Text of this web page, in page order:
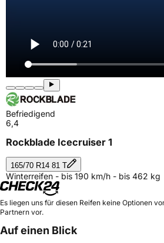
Befriedigend
6,4
Rockblade Icecruiser 1
165/70 R14 81 T
Winterreifen - bis 190 km/h - bis 462 kg
Es liegen uns für diesen Reifen keine Optionen
Partnern vor.
Auf einen Blick